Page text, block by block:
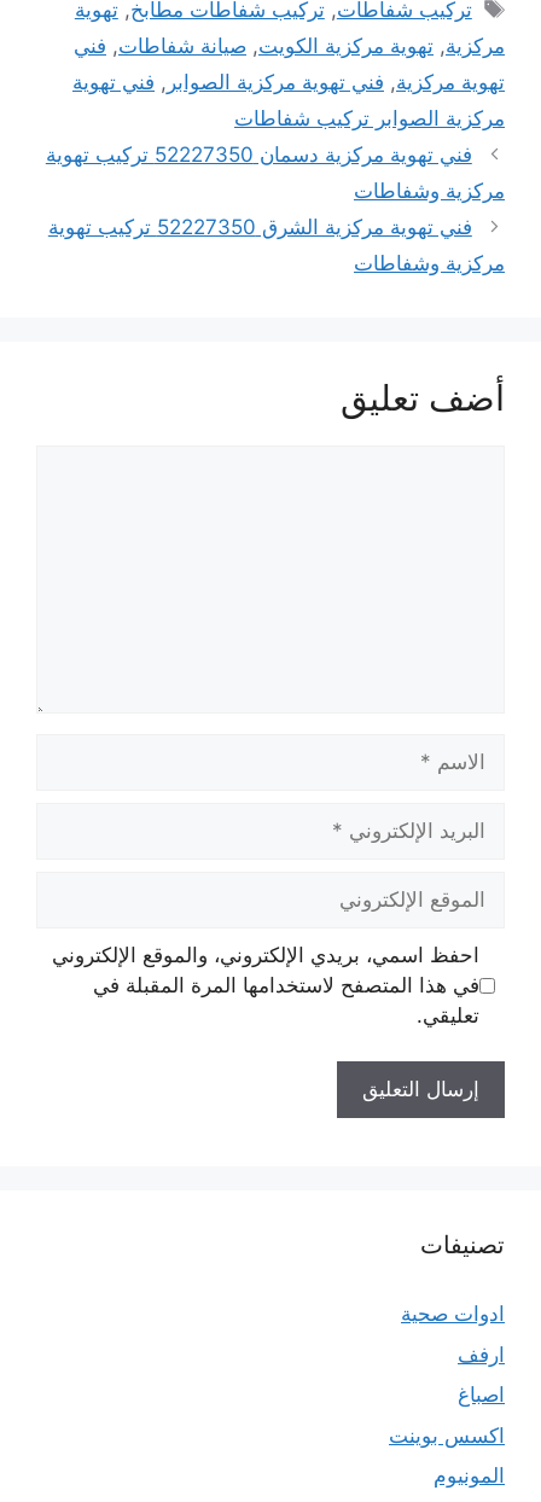
تركيب شفاطات,تركيب شفاطات مطابخ,تهوية
مركزية, تهوية مركزية الكويت, صيانة شفاطات, فني
تهوية مركزية, فني تهوية مركزية الصوابر , فني تهوية
مركزية الصوابر تركيب شفاطات
فني تهوية مركزية دسمان 52227350 تركيب تهوية
مركزية وشفاطات
فني تهوية مركزية الشرق 52227350 تركيب تهوية
مركزية وشفاطات
أضف تعليق
الإلكتروني
الإلكتروني
احفظ اسمي، بريدي الإلكتروني، والموقع الإلكتروني
في هذا المتصفح لاستخدامها المرة المقبلة في
تعليقي.
تصنيفات
ادوات صحية
ارفف
اصباغ
اكسس بوينت
المونيوم